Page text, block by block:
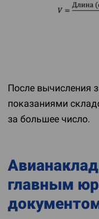
После вычисления
показаниями
за большее число.
главным